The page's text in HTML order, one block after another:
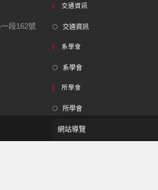
段162號
交通資訊
交通資訊
系學會
系學會
所學會
所學會
網站導覽